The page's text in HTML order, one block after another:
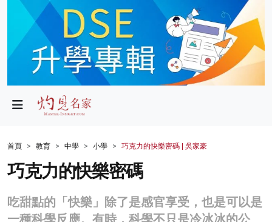
政局
財經
生活
商業
首頁 教育 中學 小學 巧克力的快樂密碼 | 吳家豪
巧克力的快樂密碼
吃甜點的「快樂」除了是感官享受，也是可以是
一種科學反應。有時，科學不只是冷冰冰的公